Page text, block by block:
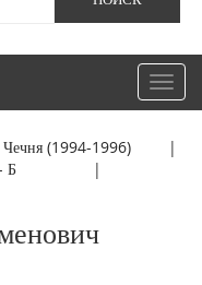
Чечня (1994-1996) |
Б |